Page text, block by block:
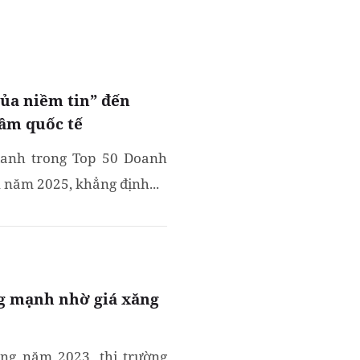
niềm tin” đến
quốc tế
trong Top 50 Doanh
2025, khẳng định...
mạnh nhờ giá xăng